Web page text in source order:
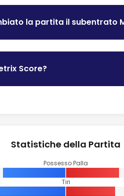
la partita il subentrato
Score?
Statistiche della Partita
Possesso Palla
Tiri